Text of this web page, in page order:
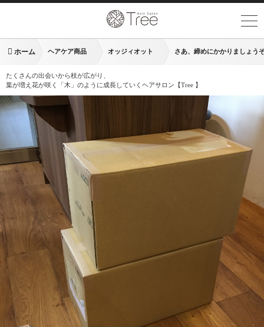
ホーム ヘアケア商品 オッジィオット さあ、締めにかかりましょう
たくさんの出会いから枝が広がり、
葉が増え花が咲く「木」のように成長していくヘアサロン【Tree 】